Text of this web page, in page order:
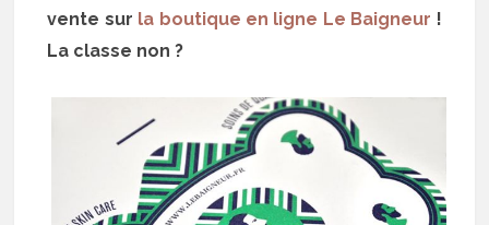
vente sur la boutique en ligne Le Baigneur !
La classe non ?